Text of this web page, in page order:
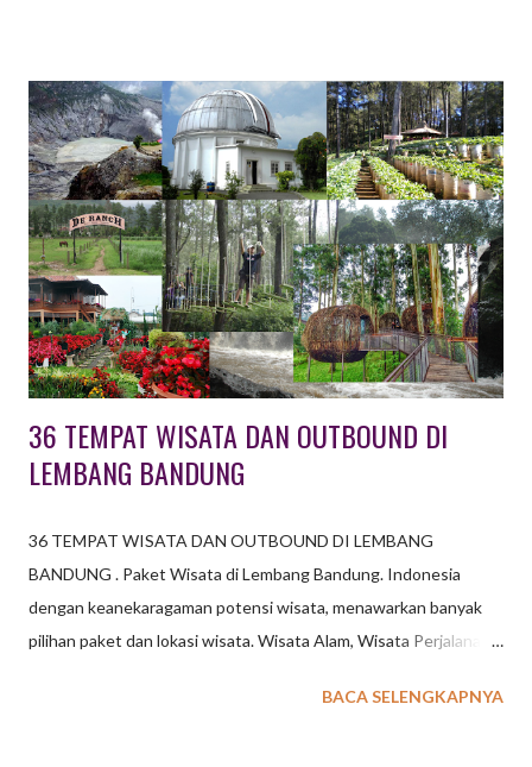
tempat wisata Orchid Forest Lembang Bandung ini, pengelola
menyediakan beberapa fasilitas pendukung berupa sarana
aktifitas outbound, aktifitas olah raga dan leisure. Taman wisata
dengan thema berbagai jenis bunga anggrek ini, dilengkapi juga
beberapa jenis tanaman langka lainnya seperti bunga bangkai.
Dengan konsep ini , kawasan Orchid Forest dikembangkan tidak
hanya sebagai tujuan wisata umum, konsep pendidikan atau
wisata edukasi menjadi unggulan di tempat wisata ini. ...
36 TEMPAT WISATA DAN OUTBOUND DI
LEMBANG BANDUNG
36 TEMPAT WISATA DAN OUTBOUND DI LEMBANG
BANDUNG . Paket Wisata di Lembang Bandung. Indonesia
dengan keanekaragaman potensi wisata, menawarkan banyak
pilihan paket dan lokasi wisata. Wisata Alam, Wisata Perjalanan,
Oleh, Wisata Budaya, dan masih banyak pilihan Paket Wisata
BACA SELENGKAPNYA